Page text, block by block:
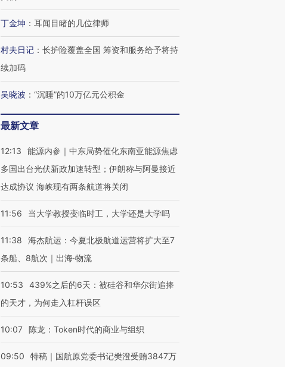
丁金坤 ： 耳闻目睹的几位律师
村夫日记 ： 长护险覆盖全国 筹资和服务给予将持
续加码
吴晓波 ： “沉睡”的10万亿元公积金
最新文章
12:13
能源内参｜中东局势催化东南亚能源焦虑
多国出台光伏新政加速转型；伊朗称与阿曼接近
达成协议 海峡现有两条航道将关闭
11:56 当大学教授变临时工，大学还是大学吗
11:38
海杰航运：今夏北极航道运营将扩大至7
条船、8航次｜出海·物流
10:53
439%之后的6天：被硅谷和华尔街追捧
的天才，为何走入杠杆误区
10:07 陈龙：Token时代的商业与组织
09:50
特稿｜国航原党委书记樊澄受贿3847万